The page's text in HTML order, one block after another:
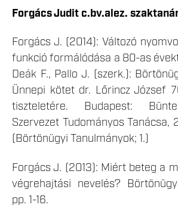
Forgács Judit c.bv.alez.
Forgács J. (2014): Változó
funkció formálódása a 80-as
Deák F., Pallo J. (szerk.):
Ünnepi kötet dr. Lőrincz József
tiszteletére. Budapest:
Szervezet Tudományos Tanácsa,
(Börtönügyi Tanulmányok; 1.)
Forgács J. (2013): Miért beteg a
végrehajtási nevelés?
pp. 1-16.